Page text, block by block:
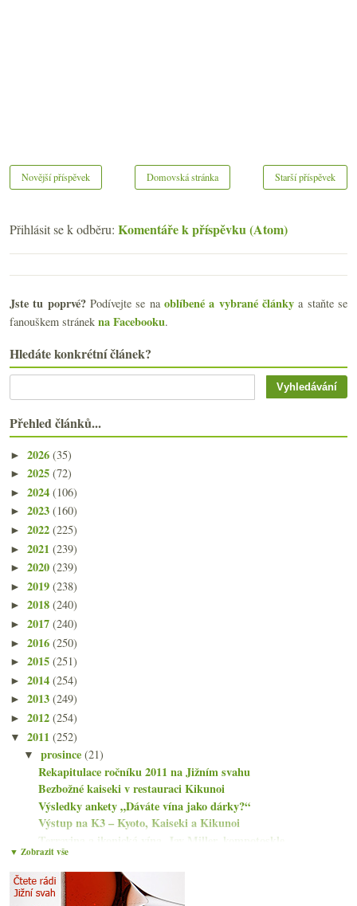
Novější příspěvek Starší příspěvek
Domovská stránka
Přihlásit se k odběru: Komentáře k příspěvku (Atom)
Jste tu poprvé?Podívejte se naoblíbené a vybrané články a staňte se
fanouškem stránek na Facebooku.
Hledáte konkrétní článek?
Přehled článků...
► 2026 (35)
► 2025 (72)
► 2024 (106)
► 2023 (160)
► 2022 (225)
► 2021 (239)
► 2020 (239)
► 2019 (238)
► 2018 (240)
► 2017 (240)
► 2016 (250)
► 2015 (251)
► 2014 (254)
► 2013 (249)
► 2012 (254)
▼ 2011 (252)
▼prosince(21)
Rekapitulace ročníku 2011 na Jižním svahu
Bezbožné kaiseki v restauraci Kikunoi
Výsledky ankety „Dáváte vína jako dárky?“
Výstup na K3 – Kyoto, Kaiseki a Kikunoi
Terravina a ikonická vína, Jay Miller, kompotoskle...
PF 2012 z Jižního svahu
Klasika i zajímavosti z Piemonte
Večeře s vinařstvím Braida z Piemonte
▼ Zobrazit vše